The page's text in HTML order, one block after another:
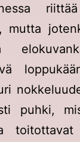
mutta
puhki,
toitottavat